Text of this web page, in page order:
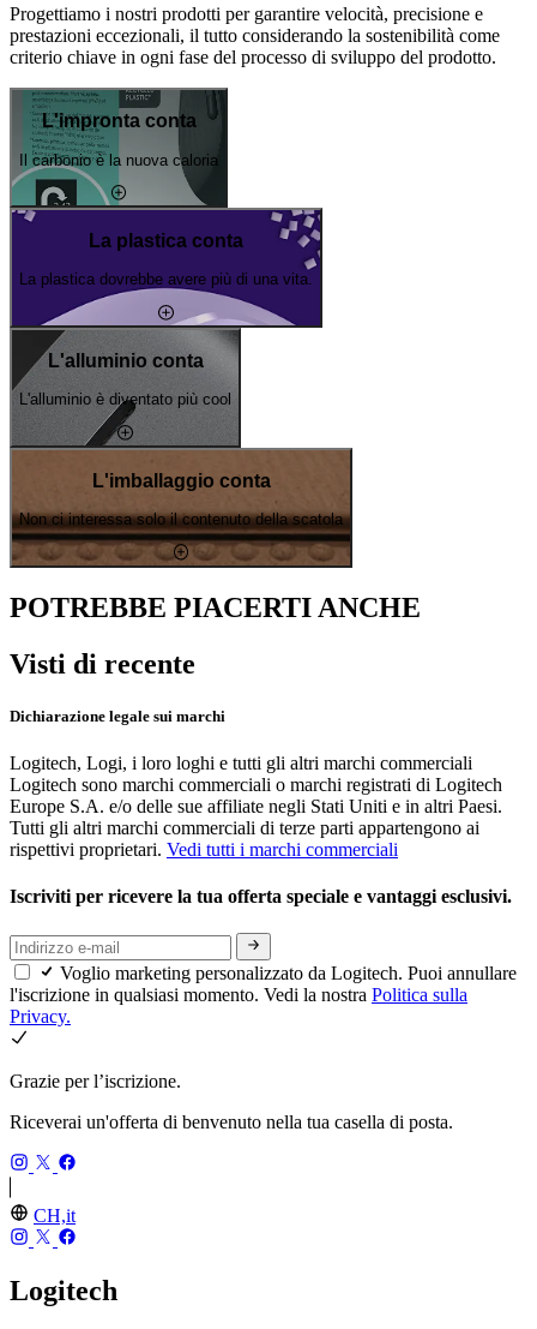
Progettiamo i nostri prodotti per garantire velocità, precisione e
prestazioni eccezionali, il tutto considerando la sostenibilità come
criterio chiave in ogni fase del processo di sviluppo del prodotto.
L'impronta conta
Il carbonio è la nuova caloria
La plastica conta
La plastica dovrebbe avere più di una vita.
L'alluminio conta
L'alluminio è diventato più cool
L'imballaggio conta
Non ci interessa solo il contenuto della scatola
POTREBBE PIACERTI ANCHE
Visti di recente
Dichiarazione legale sui marchi
Logitech, Logi, i loro loghi e tutti gli altri marchi commerciali
Logitech sono marchi commerciali o marchi registrati di Logitech
Europe S.A. e/o delle sue affiliate negli Stati Uniti e in altri Paesi.
Tutti gli altri marchi commerciali di terze parti appartengono ai
rispettivi proprietari. Vedi tutti i marchi commerciali
Iscriviti per ricevere la tua offerta speciale e vantaggi esclusivi.
Voglio marketing personalizzato da Logitech. Puoi annullare
l'iscrizione in qualsiasi momento. Vedi la nostra Politica sulla
Privacy.
Grazie per l’iscrizione.
Riceverai un'offerta di benvenuto nella tua casella di posta.
CH,it
Logitech